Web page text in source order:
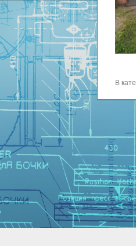
В